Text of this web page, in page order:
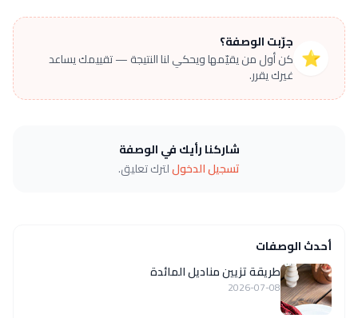
⭐
جرّبت الوصفة؟
كن أول من يقيّمها ويحكي لنا النتيجة — تقييمك يساعد
غيرك يقرر.
شاركنا رأيك في الوصفة
تسجيل الدخوللترك تعليق.
أحدث الوصفات
طريقة تزيين مناديل المائدة
2026-07-08